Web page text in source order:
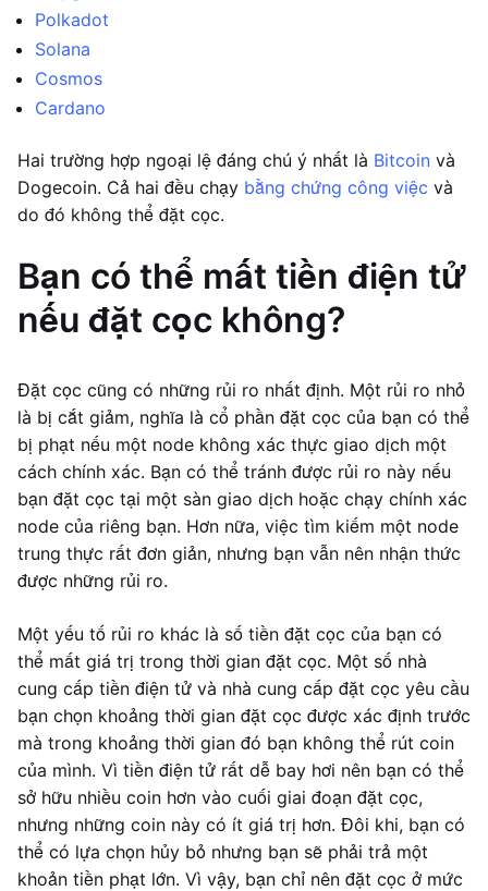
Polkadot
Solana
Cosmos
Cardano
Hai trường hợp ngoại lệ đáng chú ý nhất là Bitcoin và
Dogecoin. Cả hai đều chạy bằng chứng công việc và
do đó không thể đặt cọc.
Bạn có thể mất tiền điện tử
nếu đặt cọc không?
Đặt cọc cũng có những rủi ro nhất định. Một rủi ro nhỏ
là bị cắt giảm, nghĩa là cổ phần đặt cọc của bạn có thể
bị phạt nếu một node không xác thực giao dịch một
cách chính xác. Bạn có thể tránh được rủi ro này nếu
bạn đặt cọc tại một sàn giao dịch hoặc chạy chính xác
node của riêng bạn. Hơn nữa, việc tìm kiếm một node
trung thực rất đơn giản, nhưng bạn vẫn nên nhận thức
được những rủi ro.
Một yếu tố rủi ro khác là số tiền đặt cọc của bạn có
thể mất giá trị trong thời gian đặt cọc. Một số nhà
cung cấp tiền điện tử và nhà cung cấp đặt cọc yêu cầu
bạn chọn khoảng thời gian đặt cọc được xác định trước
mà trong khoảng thời gian đó bạn không thể rút coin
của mình. Vì tiền điện tử rất dễ bay hơi nên bạn có thể
sở hữu nhiều coin hơn vào cuối giai đoạn đặt cọc,
nhưng những coin này có ít giá trị hơn. Đôi khi, bạn có
thể có lựa chọn hủy bỏ nhưng bạn sẽ phải trả một
khoản tiền phạt lớn. Vì vậy, bạn chỉ nên đặt cọc ở mức